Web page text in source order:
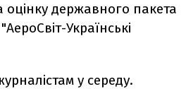
оцінку державного пакета
Українські
у середу.